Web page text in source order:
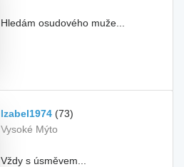
Hledám osudového muže...
Izabel1974 (73)
Vysoké Mýto
Vždy s úsměvem...